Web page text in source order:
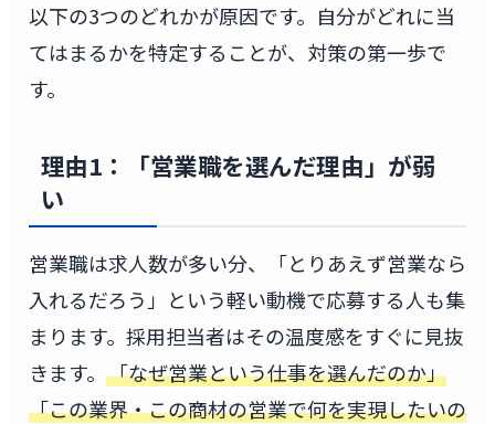
以下の3つのどれかが原因です。自分がどれに当
てはまるかを特定することが、対策の第一歩で
す。
理由1：「営業職を選んだ理由」が弱
い
営業職は求人数が多い分、「とりあえず営業なら
入れるだろう」という軽い動機で応募する人も集
まります。採用担当者はその温度感をすぐに見抜
きます。 「なぜ営業という仕事を選んだのか」
「この業界・この商材の営業で何を実現したいの